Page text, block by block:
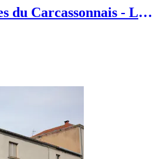
du Carcassonnais - Le